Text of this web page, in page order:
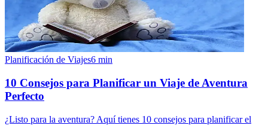
Planificación de Viajes6 min
10 Consejos para Planificar un Viaje de Aventura
Perfecto
¿Listo para la aventura? Aquí tienes 10 consejos para planificar el